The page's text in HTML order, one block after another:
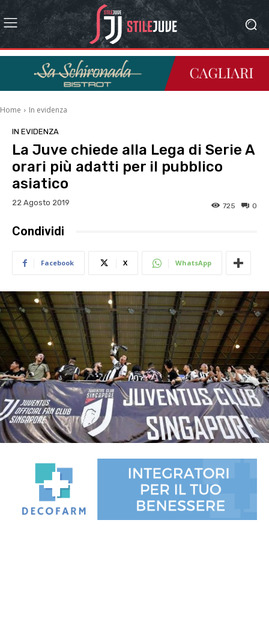
Home In evidenza
IN EVIDENZA
La Juve chiede alla Lega di Serie A
orari più adatti per il pubblico
asiatico
22 Agosto 2019 0
725
Condividi
Facebook X WhatsApp